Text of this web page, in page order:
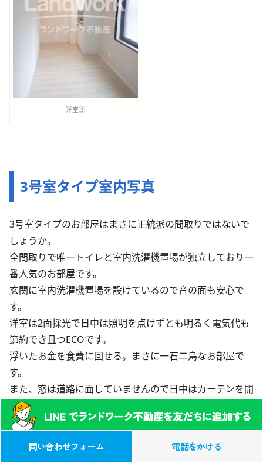
洋室②
3号室タイプ室内写真
3号室タイプのお部屋はまさに正統派の間取りではないで
しょうか。
全間取りで唯一トイレと室内洗濯機置場が独立しており一
番人気のお部屋です。
玄関に室内洗濯機置場を設けているので音の面も安心で
す。
洋室は2面採光で日中は照明を点けずとも明るく電気代も
節約でき且つECOです。
浮いたお金を食費に回せる。まさに一石二鳥なお部屋で
す。
また、窓は道路に面していませんので日中はカーテンを開
けていても気にならないのも嬉しい点です。
0120-039-315
（営業時間 9:00-17:00）
この物件への
お問い合わせ(無料)
問い合わせフォーム 電話をかける